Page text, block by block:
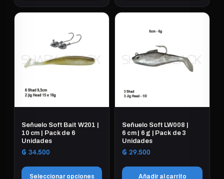
Señuelo Soft Bait W201 |
10 cm | Pack de 6
Unidades
₲ 34.500
Seleccionar opciones
Señuelo Soft LW008 |
6 cm | 6 g | Pack de 3
Unidades
₲ 29.500
Añadir al carrito